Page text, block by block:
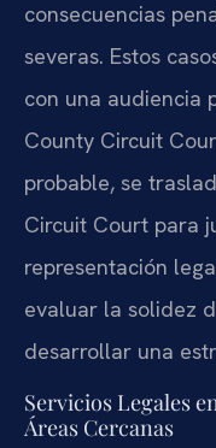
consecuencias
severas. Estos
con una audiencia
County Circuit
probable, se
Circuit Court para
representación
evaluar la solidez
desarrollar una
Servicios Legales
Áreas Cercanas